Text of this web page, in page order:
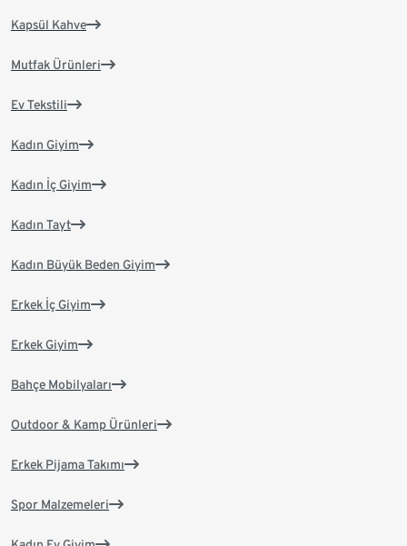
Kapsül Kahve
Mutfak Ürünleri
Ev Tekstili
Kadın Giyim
Kadın İç Giyim
Kadın Tayt
Kadın Büyük Beden Giyim
Erkek İç Giyim
Erkek Giyim
Bahçe Mobilyaları
Outdoor & Kamp Ürünleri
Erkek Pijama Takımı
Spor Malzemeleri